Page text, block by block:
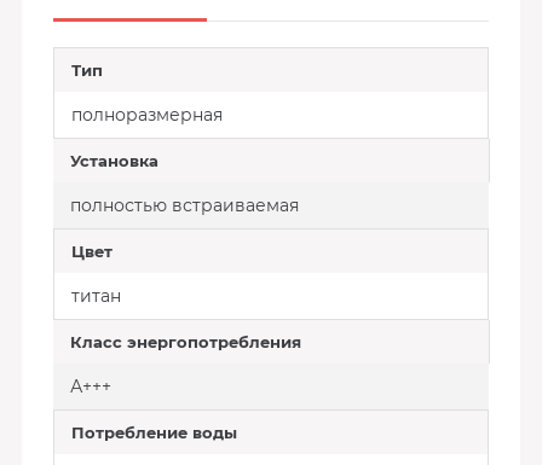
Тип
полноразмерная
Установка
полностью встраиваемая
Цвет
титан
Класс энергопотребления
А+++
Потребление воды